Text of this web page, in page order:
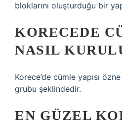
bloklarını oluşturduğu bir
KORECEDE
NASIL
Korece’de cümle yapısı
grubu şeklindedir.
EN GÜZEL